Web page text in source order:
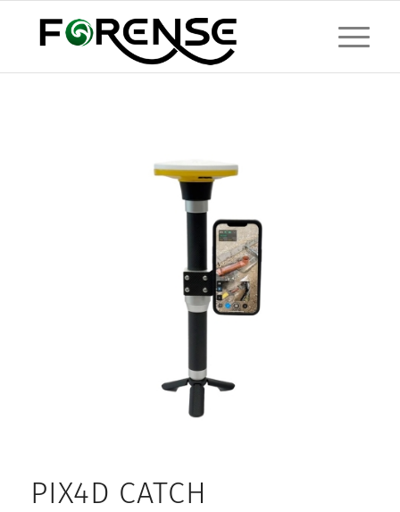
PIX4D CATCH